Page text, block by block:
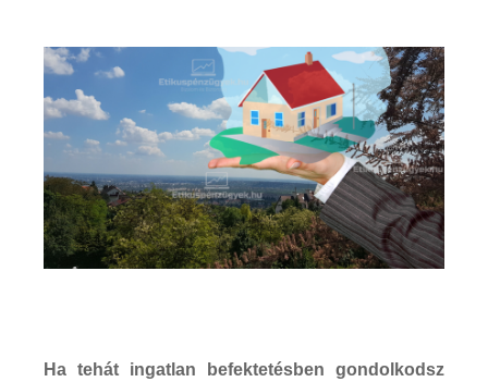
Ha tehát ingatlan befektetésben gondolkodsz